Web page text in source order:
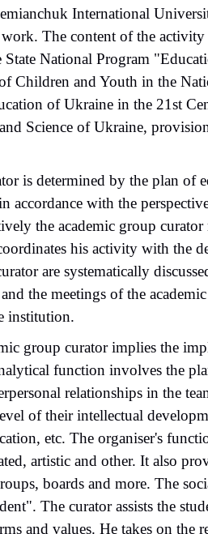
International
The content of the
National Program
Children and Youth in the
of Ukraine in the 21st
Science of Ukraine,
is determined by the plan of
accordance with the
the academic group
his activity with the
are systematically
the meetings of the
institution.
group curator implies the
function involves the
relationships in the
of their intellectual
etc. The organiser's
artistic and other. It also
boards and more. The
The curator assists the
and values. He takes on the